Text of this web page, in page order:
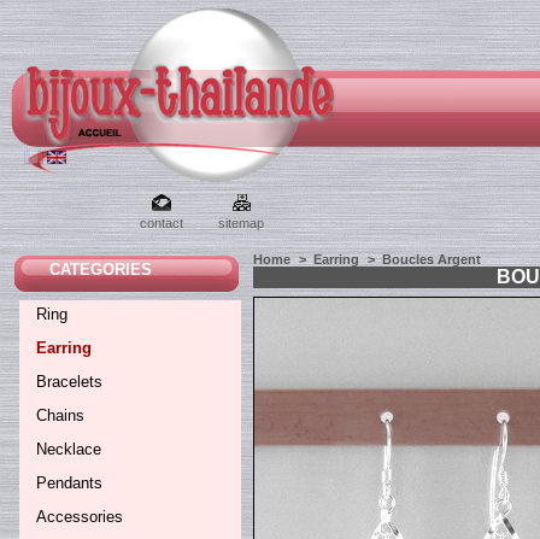
contact sitemap
CATEGORIES
Ring
Earring
Bracelets
Chains
Necklace
Pendants
Accessories
Home > Earring > Boucles Argent